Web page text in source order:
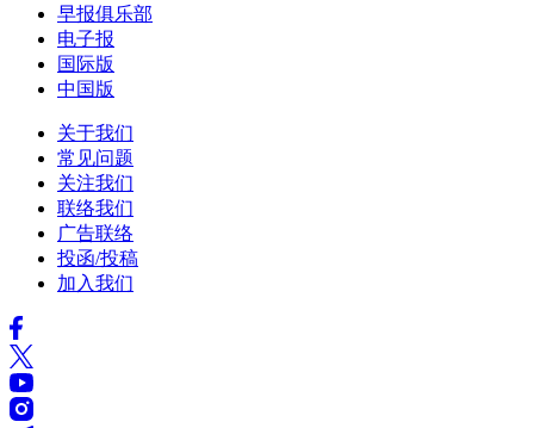
早报俱乐部
电子报
国际版
中国版
关于我们
常见问题
关注我们
联络我们
广告联络
投函/投稿
加入我们